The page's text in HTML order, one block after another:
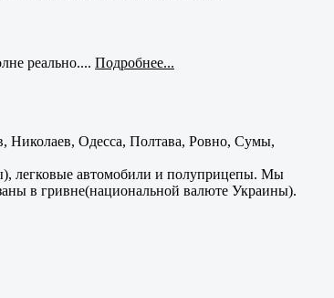
реально.... Подробнее...
Николаев, Одесса, Полтава, Ровно, Сумы,
легковые автомобили и полуприцепы. Мы
в гривне(национальной валюте Украины).